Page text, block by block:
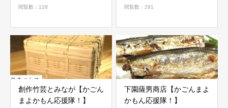
閲覧数：128 閲覧数：281
創作竹芸とみなが【かごん
まよかもん応援隊！】
下園薩男商店【かごんまよ
かもん応援隊！】